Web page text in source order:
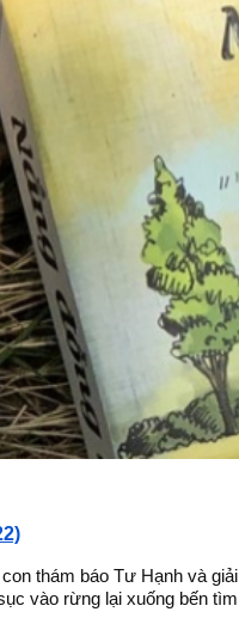
thám báo Tư Hạnh và
vào rừng lại xuống bến